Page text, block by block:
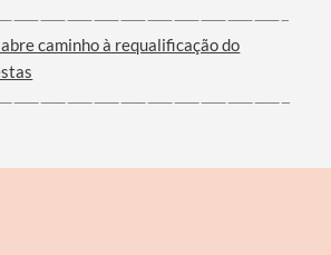
caminho à requalificação do